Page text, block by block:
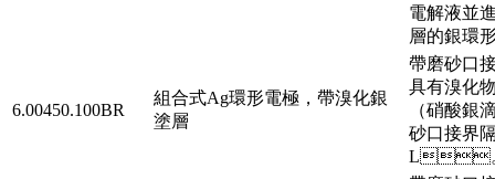
電解液並
層的銀環
6.00450.100BR
組合式Ag環形電極，帶溴化銀
塗層
帶磨砂口接
具有溴化
（硝酸銀滴
砂口接界
L